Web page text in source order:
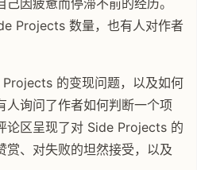
因疲惫而停滞不前的经历。
Projects 数量，也有人对作者
的变现问题，以及如何
人询问了作者如何判断一个项
论区呈现了对 Side Projects 的
赏、对失败的坦然接受，以及